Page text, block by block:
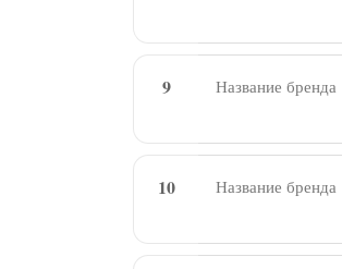
9
10